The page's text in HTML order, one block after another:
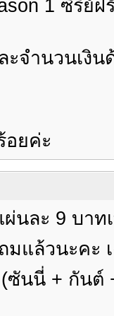
1 ซีรี่ย์
จำนวนเงิน
อยค่ะ
นละ 9 บา
แล้วนะคะ
ซันนี่ + กัน